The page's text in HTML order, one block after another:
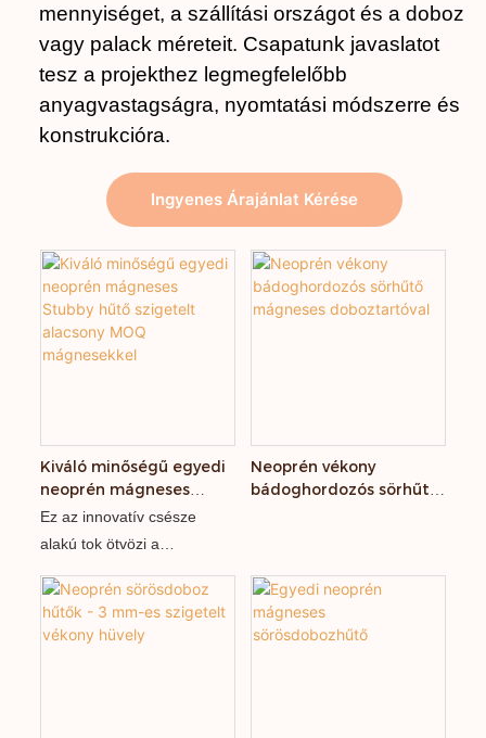
mennyiséget, a szállítási országot és a doboz
vagy palack méreteit. Csapatunk javaslatot
tesz a projekthez legmegfelelőbb
anyagvastagságra, nyomtatási módszerre és
konstrukcióra.
Ingyenes Árajánlat Kérése
Kiváló minőségű egyedi
neoprén mágneses
Stubby hűtő szigetelt
alacsony MOQ
Ez az innovatív csésze
alakú tok ötvözi a
hordozhatóságot és az
intelligens mágneses
Neoprén vékony
bádoghordozós sörhűtő